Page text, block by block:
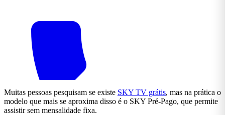
Muitas pessoas pesquisam se existe SKY TV grátis, mas na prática o
modelo que mais se aproxima disso é o SKY Pré-Pago, que permite
assistir sem mensalidade fixa.